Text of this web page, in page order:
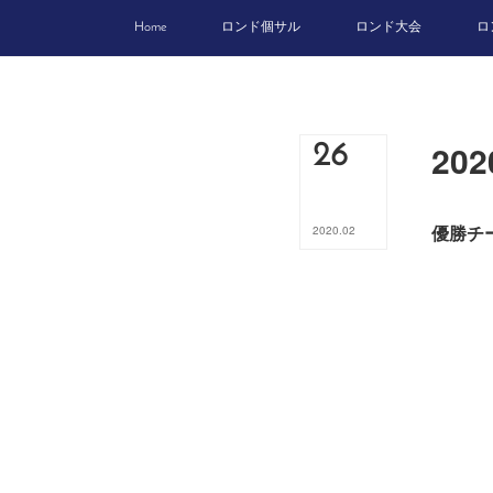
Home ロンド個サル ロンド大会
26
2020.02 優勝チ